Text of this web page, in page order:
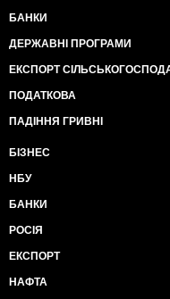
БАНКИ
ДЕРЖАВНІ ПРОГРАМИ
ЕКСПОРТ
ПОДАТКОВА
ПАДІННЯ ГРИВНІ
БІЗНЕС
НБУ
БАНКИ
РОСІЯ
ЕКСПОРТ
НАФТА